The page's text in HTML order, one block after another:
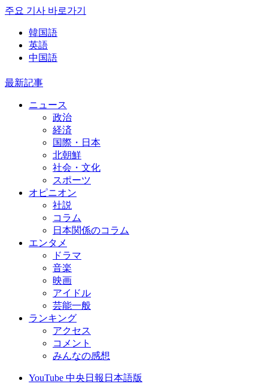
주요 기사 바로가기
韓国語
英語
中国語
最新記事
ニュース
政治
経済
国際・日本
北朝鮮
社会・文化
スポーツ
オピニオン
社説
コラム
日本関係のコラム
エンタメ
ドラマ
音楽
映画
アイドル
芸能一般
ランキング
アクセス
コメント
みんなの感想
YouTube 中央日報日本語版